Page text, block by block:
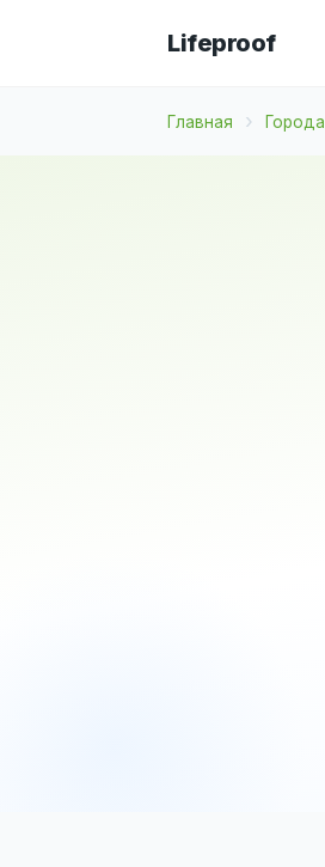
Lifeproof
Главная Города